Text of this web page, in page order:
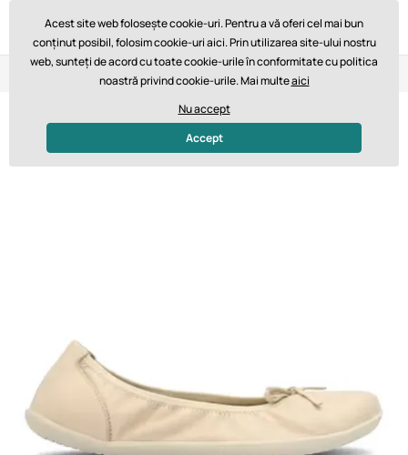
Retur în 14 zile Livrare rapidă de la 747,61 lei GRATUIT
Acest site web folosește cookie-uri. Pentru a vă oferi cel mai bun
conținut posibil, folosim cookie-uri aici. Prin utilizarea site-ului nostru
web, sunteți de acord cu toate cookie-urile în conformitate cu politica
noastră privind cookie-urile. Mai multeaici
Nu accept
Accept